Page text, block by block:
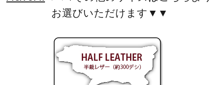
お選びいただけます▼▼